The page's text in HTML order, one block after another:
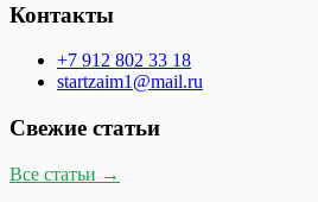
Контакты
+7 912 802 33 18
startzaim1@mail.ru
Свежие статьи
Все статьи →